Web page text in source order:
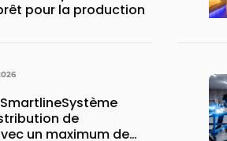
pour la production
de
un maximum de